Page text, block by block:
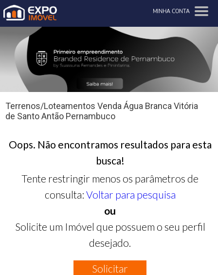
MINHA CONTA
Terrenos/Loteamentos Venda Água Branca Vitória
de Santo Antão Pernambuco
Oops. Não encontramos resultados para esta
busca!
Tente restringir menos os parâmetros de
consulta: Voltar para pesquisa
ou
Solicite um Imóvel que possuem o seu perfil
desejado.
Solicitar